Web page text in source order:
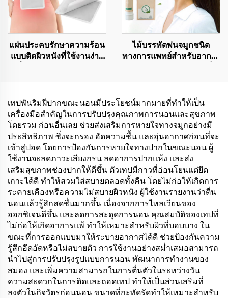
แผ่นประคบรักษาความร้อน
แบบติดผิวหนังที่ใช้งานง่าย
ไม้บรรทัดพ่นจมูกชนิด
ทางการแพทย์สำหรับอาการ
เทปพันริมฝีปากขณะนอนมีประโยชน์มากมายที่ทำให้เป็น
เครื่องมือสำคัญในการปรับปรุงคุณภาพการนอนและสุขภาพ
โดยรวม ก่อนอื่นเลย ช่วยส่งเสริมการหายใจทางจมูกอย่างมี
ประสิทธิภาพ ซึ่งจะกรอง อัดความชื้น และอุ่นอากาศก่อนที่จะ
เข้าสู่ปอด โดยการป้องกันการหายใจทางปากในขณะนอน ผู้
ใช้งานจะลดภาวะเสียงกรน ลดอาการปากแห้ง และส่ง
เสริมสุขภาพช่องปากให้ดีขึ้น ตัวเทปมีกาวที่อ่อนโยนแต่ยึด
เกาะได้ดี ทำให้สวมใส่สบายตลอดทั้งคืน โดยไม่ก่อให้เกิดการ
ระคายเคืองหรือความไม่สบายผิวหนัง ผู้ใช้งานรายงานว่าตื่น
นอนแล้วรู้สึกสดชื่นมากขึ้น เนื่องจากการไหลเวียนของ
ออกซิเจนดีขึ้น และลดการสะดุดการนอน คุณสมบัติของเทปที่
ไม่ก่อให้เกิดอาการแพ้ ทำให้เหมาะสำหรับผิวที่บอบบาง ใน
ขณะที่การออกแบบมาให้ระบายอากาศได้ดี ช่วยป้องกันความ
รู้สึกอึดอัดหรือไม่สบายตัว การใช้งานอย่างสม่ำเสมอสามารถ
นำไปสู่การปรับปรุงรูปแบบการนอน พัฒนาการทำงานของ
สมอง และเพิ่มความสามารถในการตื่นตัวในระหว่างวัน
ความสะดวกในการติดและถอดเทป ทำให้เป็นส่วนเสริมที่
ลงตัวในกิจวัตรก่อนนอน ขนาดที่กะทัดรัดทำให้เหมาะสำหรับ